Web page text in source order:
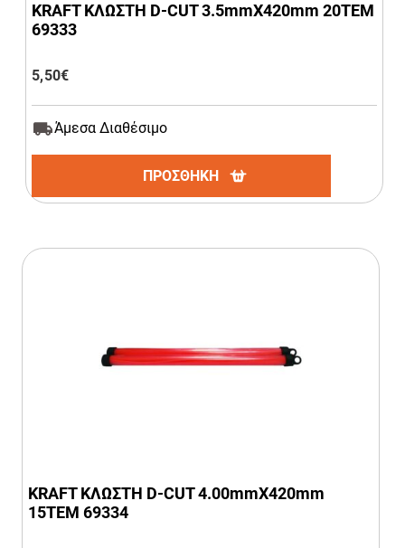
KRAFT ΚΛΩΣΤΗ D-CUT 3.5mmΧ420mm 20ΤΕΜ
69333
5,50€
Άμεσα Διαθέσιμο
ΠΡΟΣΘΗΚΗ
KRAFT ΚΛΩΣΤΗ D-CUT 4.00mmΧ420mm
15ΤΕΜ 69334